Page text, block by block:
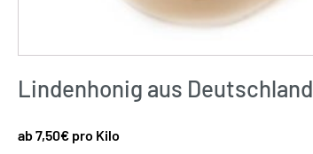
Lindenhonig aus Deutschland
7,50€ pro Kilo